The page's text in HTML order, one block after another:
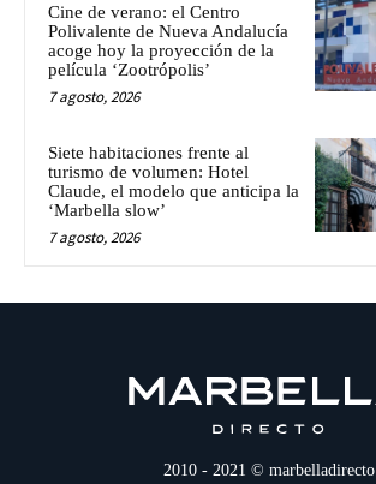
Cine de verano: el Centro
Polivalente de Nueva Andalucía
acoge hoy la proyección de la
película ‘Zootrópolis’
7 agosto, 2026
Siete habitaciones frente al
turismo de volumen: Hotel
Claude, el modelo que anticipa la
‘Marbella slow’
7 agosto, 2026
2010 - 2021 © marbelladirecto